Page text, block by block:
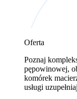
Oferta
Poznaj
pępowinowej,
komórek
usługi